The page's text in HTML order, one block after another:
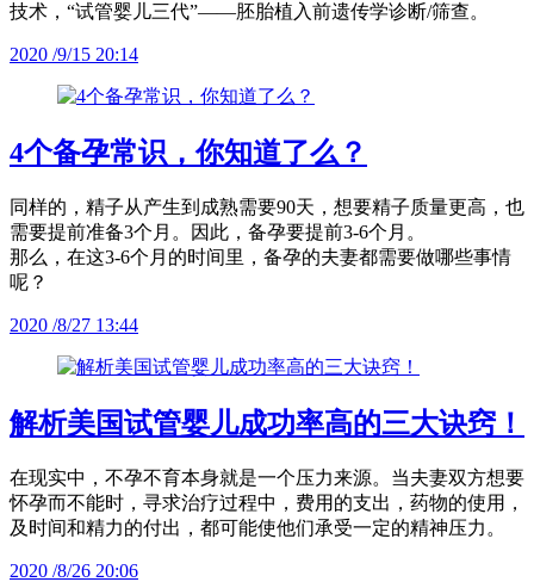
技术，“试管婴儿三代”——胚胎植入前遗传学诊断/筛查。
2020 /9/15 20:14
4个备孕常识，你知道了么？
同样的，精子从产生到成熟需要90天，想要精子质量更高，也
需要提前准备3个月。因此，备孕要提前3-6个月。
那么，在这3-6个月的时间里，备孕的夫妻都需要做哪些事情
呢？
2020 /8/27 13:44
解析美国试管婴儿成功率高的三大诀窍！
在现实中，不孕不育本身就是一个压力来源。当夫妻双方想要
怀孕而不能时，寻求治疗过程中，费用的支出，药物的使用，
及时间和精力的付出，都可能使他们承受一定的精神压力。
2020 /8/26 20:06